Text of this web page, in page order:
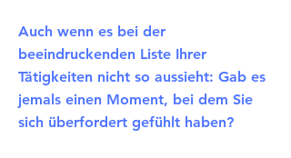
Auch wenn es bei der
beeindruckenden Liste Ihrer
Tätigkeiten nicht so aussieht: Gab es
jemals einen Moment, bei dem Sie
sich überfordert gefühlt haben?